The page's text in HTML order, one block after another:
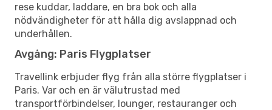
rese kuddar, laddare, en bra bok och alla
nödvändigheter för att hålla dig avslappnad och
underhållen.
Avgång: Paris Flygplatser
Travellink erbjuder flyg från alla större flygplatser i
Paris. Var och en är välutrustad med
transportförbindelser, lounger, restauranger och